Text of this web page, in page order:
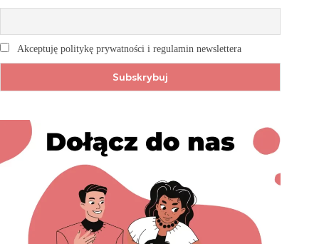
Akceptuję politykę prywatności i regulamin newslettera